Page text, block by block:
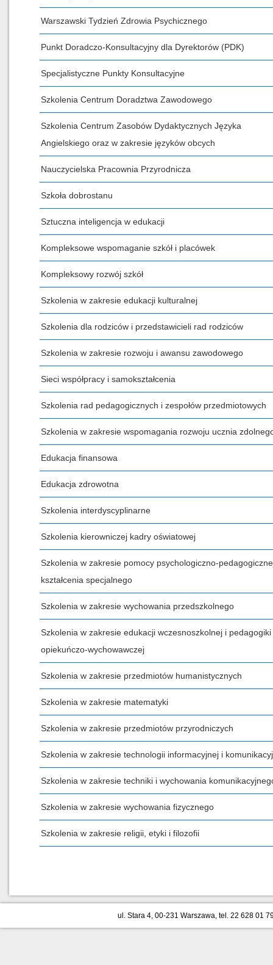
Warszawski Tydzień Zdrowia Psychicznego
Punkt Doradczo-Konsultacyjny dla Dyrektorów (PDK)
Specjalistyczne Punkty Konsultacyjne
Szkolenia Centrum Doradztwa Zawodowego
Szkolenia Centrum Zasobów Dydaktycznych Języka
Angielskiego oraz w zakresie języków obcych
Nauczycielska Pracownia Przyrodnicza
Szkoła dobrostanu
Sztuczna inteligencja w edukacji
Kompleksowe wspomaganie szkół i placówek
Kompleksowy rozwój szkół
Szkolenia w zakresie edukacji kulturalnej
Szkolenia dla rodziców i przedstawicieli rad rodziców
Szkolenia w zakresie rozwoju i awansu zawodowego
Sieci współpracy i samokształcenia
Szkolenia rad pedagogicznych i zespołów przedmiotowych
Szkolenia w zakresie wspomagania rozwoju ucznia
Edukacja finansowa
Edukacja zdrowotna
Szkolenia interdyscyplinarne
Szkolenia kierowniczej kadry oświatowej
Szkolenia w zakresie pomocy psychologiczno-
kształcenia specjalnego
Szkolenia w zakresie wychowania przedszkolnego
Szkolenia w zakresie edukacji wczesnoszkolnej i pedagogiki
opiekuńczo-wychowawczej
Szkolenia w zakresie przedmiotów humanistycznych
Szkolenia w zakresie matematyki
Szkolenia w zakresie przedmiotów przyrodniczych
Szkolenia w zakresie technologii informacyjnej i
Szkolenia w zakresie techniki i wychowania
Szkolenia w zakresie wychowania fizycznego
Szkolenia w zakresie religii, etyki i filozofii
ul. Stara 4, 00-231 Warszawa, tel. 22 628 01